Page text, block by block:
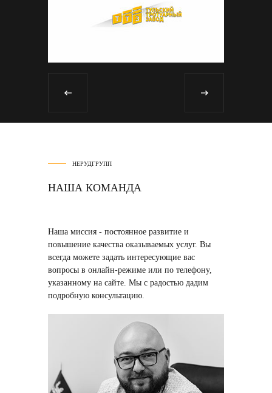
НЕРУДГРУПП
НАША КОМАНДА
Наша миссия - постоянное развитие и
повышение качества оказываемых услуг. Вы
всегда можете задать интересующие вас
вопросы в онлайн-режиме или по телефону,
указанному на сайте. Мы с радостью дадим
подробную консультацию.